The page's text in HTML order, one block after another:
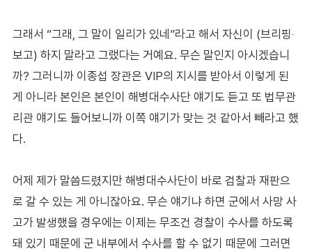
그래서 “그래, 그 말이 일리가 있네”라고 해서 자신이 (브리핑‧
보고) 하지 말라고 그랬다는 거예요. 무슨 말인지 아시겠습니
까? 그러니까 이종섭 장관은 VIP의 지시를 받아서 이렇게 된
게 아니라 본인은 본인이 해병대수사단 얘기도 듣고 또 법무관
리관 얘기도 들어보니까 이쪽 얘기가 맞는 것 같아서 빼라고 했
다.
어제 제가 말씀드렸지만 해병대수사단이 바로 검찰과 재판으
로 갈 수 있는 게 아니잖아요. 무슨 얘기냐 하면 군에서 사망 사
고가 발생했을 경우에는 이제는 무조건 경찰이 수사를 하도록
돼 있기 때문에 군 내부에서 수사를 할 수 없기 때문에 그러면